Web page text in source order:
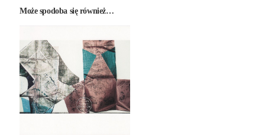
Może spodoba się również…